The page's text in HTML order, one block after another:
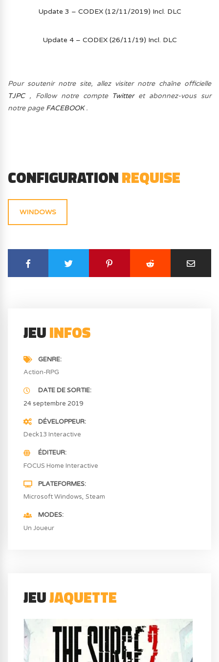
Update 3 – CODEX (12/11/2019) Incl. DLC
Update 4 – CODEX (26/11/19) Incl. DLC
Pour soutenir notre site, allez visiter notre chaîne officielle
TJPC, Follow notre compte Twitteret abonnez-vous sur
notre page FACEBOOK.
CONFIGURATIONREQUISE
WINDOWS
JEUINFOS
GENRE
Action-RPG
DATE DE SORTIE
24 septembre 2019
DÉVELOPPEUR
Deck13 Interactive
ÉDITEUR
FOCUS Home Interactive
PLATEFORMES
Microsoft Windows Steam
MODES
Un Joueur
JEUJAQUETTE